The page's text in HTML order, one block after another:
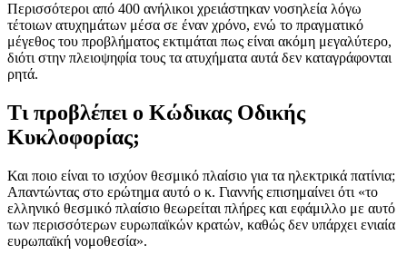
Περισσότεροι από 400 ανήλικοι χρειάστηκαν νοσηλεία λόγω
τέτοιων ατυχημάτων μέσα σε έναν χρόνο, ενώ το πραγματικό
μέγεθος του προβλήματος εκτιμάται πως είναι ακόμη μεγαλύτερο,
διότι στην πλειοψηφία τους τα ατυχήματα αυτά δεν καταγράφονται
ρητά.
Τι προβλέπει ο Κώδικας Οδικής
Κυκλοφορίας;
Και ποιο είναι το ισχύον θεσμικό πλαίσιο για τα ηλεκτρικά πατίνια;
Απαντώντας στο ερώτημα αυτό ο κ. Γιαννής επισημαίνει ότι «το
ελληνικό θεσμικό πλαίσιο θεωρείται πλήρες και εφάμιλλο με αυτό
των περισσότερων ευρωπαϊκών κρατών, καθώς δεν υπάρχει ενιαία
ευρωπαϊκή νομοθεσία».